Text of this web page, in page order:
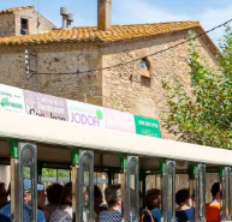
7
Saldremos
país. Llegaremos
concretamente a
conocido por su